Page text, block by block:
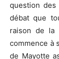
question des
débat que
raison de la
commence à
de Mayotte